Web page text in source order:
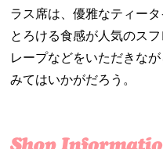
ラス席は、優雅なティー
とろける食感が人気のス
レープなどをいただきな
みてはいかがだろう。